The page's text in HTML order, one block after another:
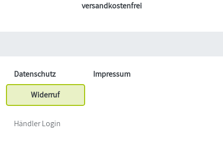
versandkostenfrei
Datenschutz
Impressum
Widerruf
Händler Login